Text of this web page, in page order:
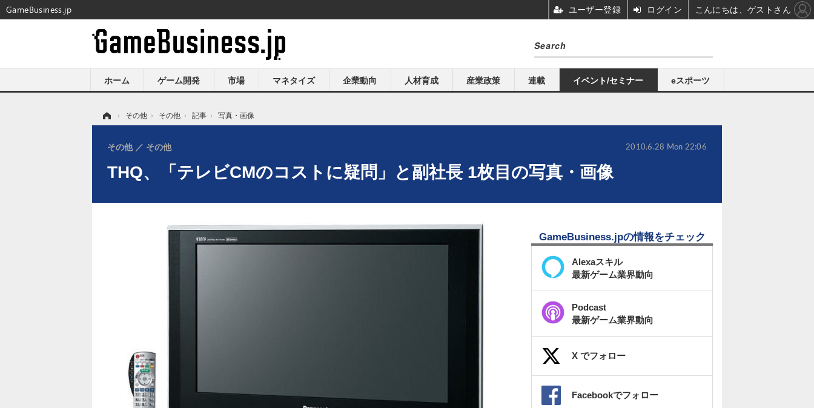
ホーム ゲーム開発 市場 マネタイズ 企業動向 人材育成 産業政策 連載 イベント/セミナー eスポーツ
› その他 › その他 › 記事 › 写真・画像
THQ、「テレビCMのコストに疑問」と副社長 1枚目の写真・画像
その他 その他 2010.6.28 Mon 22:06
GameBusiness.jpの情報をチェック
Alexaスキル
最新ゲーム業界動向
Podcast
最新ゲーム業界動向
X でフォロー
Facebookでフォロー
GameBusiness.jp ユーザー登録 ログイン こんにちは、ゲストさん